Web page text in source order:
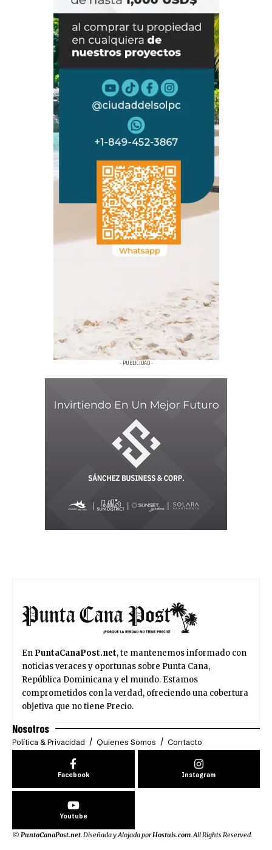
- PUBLICIDAD -
En PuntaCanaPost.net, te mantenemos informado con
noticias veraces y oportunas sobre Punta Cana,
República Dominicana y el mundo. Estamos
comprometidos con la verdad, ofreciendo una cobertura
objetiva que no tiene Precio.
Nosotros
Política & Privacidad Quienes Somos Contacto
Facebook Instagram
Youtube
© PuntaCanaPost.net. Diseñada y Alojada porHostuis.com. All Rights Reserved.